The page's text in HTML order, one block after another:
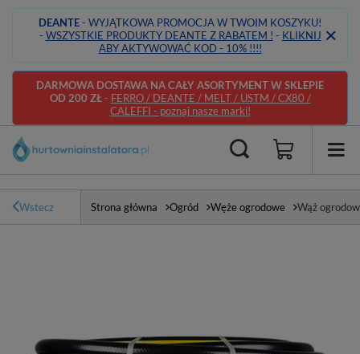
DEANTE- WYJĄTKOWA PROMOCJA W TWOIM KOSZYKU!
- WSZYSTKIE PRODUKTY DEANTE Z RABATEM ! - KLIKNIJ
ABY AKTYWOWAĆ KOD - 10% !!!!
DARMOWA DOSTAWA NA CAŁY ASORTYMENT W SKLEPIE
OD 200 ZŁ- FERRO / DEANTE / MELT / USTM / CX80 /
CALEFFI - poznaj nasze marki!
Wstecz Strona główna Ogród Węże ogrodowe Wąż